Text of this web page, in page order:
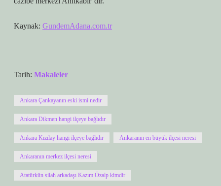
Kaynak: GundemAdana.com.tr
Tarih: Makaleler
Ankara Çankayanın eski ismi nedir
Ankara Dikmen hangi ilçeye bağlıdır
Ankara Kızılay hangi ilçeye bağlıdır Ankaranın en büyük ilçesi neresi
Ankaranın merkez ilçesi neresi
Atatürkün silah arkadaşı Kazım Özalp kimdir